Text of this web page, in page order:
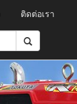
ติดต่อเรา